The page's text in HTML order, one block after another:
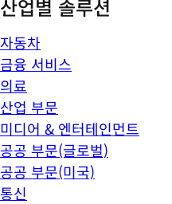
산업별 솔루션
자동차
금융 서비스
의료
산업 부문
미디어 & 엔터테인먼트
공공 부문(글로벌)
공공 부문(미국)
통신